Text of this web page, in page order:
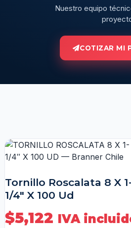
Nuestro equipo
COTIZAR MI
Tornillo Roscalata 8 X
1/4″ X 100 Ud
$5,122 IVA